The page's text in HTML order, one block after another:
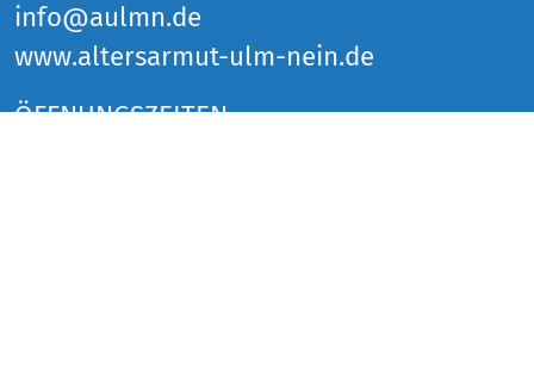
info@aulmn.de
www.altersarmut-ulm-nein.de
ÖFFNUNGSZEITEN